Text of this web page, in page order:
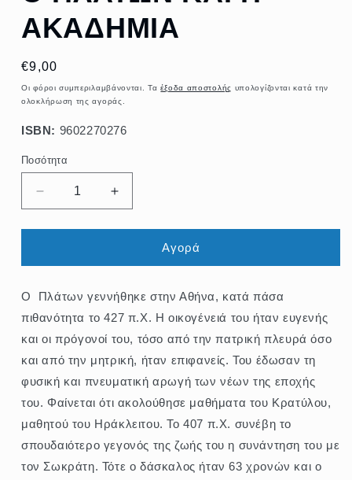
AKAΔHMIA
Κανονική
τιμή
€9,00
Οι φόροι συμπεριλαμβάνονται. Ταέξοδα αποστολής υπολογίζονται κατά την
ολοκλήρωση της αγοράς.
ISBN: 9602270276
Ποσότητα
Ποσότητα
Μείωση
ποσότητας
για
ΠΛATΩN
H
AKAΔHMIA
Αύξηση
ποσότητας
για
ΠΛATΩN
H
AKAΔHMIA
Αγορά
Ο Πλάτων γεννήθηκε στην Αθήνα, κατά πάσα
πιθανότητα το 427 π.Χ. Η οικογένειά του ήταν ευγενής
και οι πρόγονοί του, τόσο από την πατρική πλευρά όσο
και από την μητρική, ήταν επιφανείς. Του έδωσαν τη
φυσική και πνευματική αρωγή των νέων της εποχής
του. Φαίνεται ότι ακολούθησε μαθήματα του Κρατύλου,
μαθητού του Ηράκλειτου. Το 407 π.Χ. συνέβη το
σπουδαιότερο γεγονός της ζωής του η συνάντηση του με
τον Σωκράτη. Τότε ο δάσκαλος ήταν 63 χρονών και ο